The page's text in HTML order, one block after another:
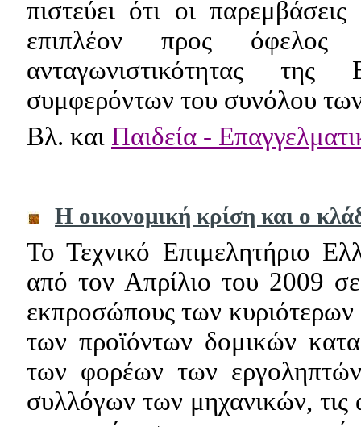
πιστεύει ότι οι
επιπλέον προς όφελος
ανταγωνιστικότητας
συμφερόντων του συνόλου
Βλ. και Παιδεία -
Η οικονομική κρίση και ο
Το Τεχνικό Επιμελητήριο
από τον Απρίλιο του 2009 σε
εκπροσώπους των
των προϊόντων δομικών
των φορέων των
συλλόγων των μηχανικών, τις